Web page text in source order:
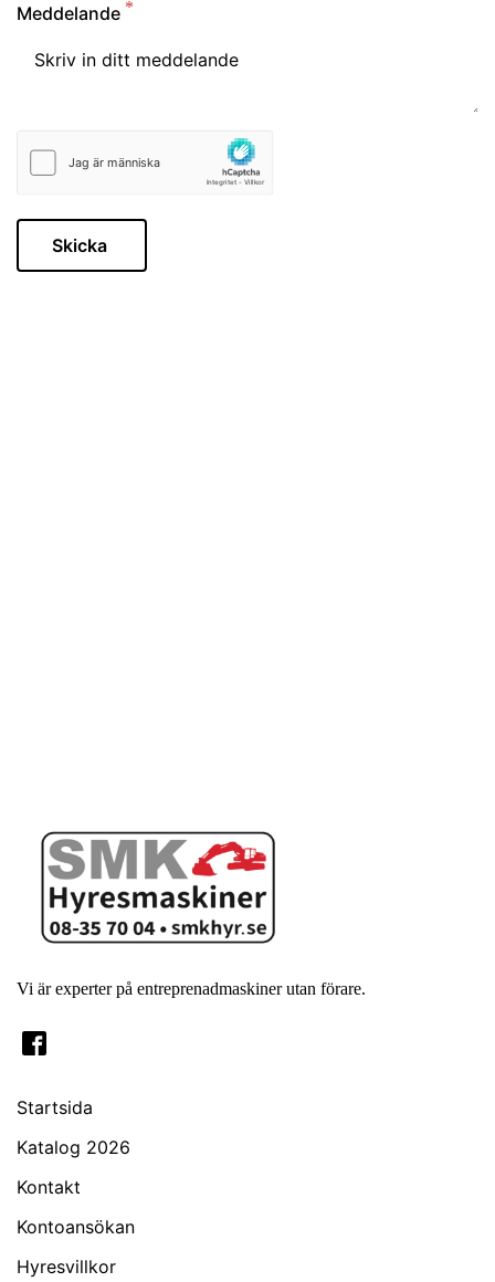
Meddelande
Skicka
Vi är experter på entreprenadmaskiner utan förare.
Startsida
Katalog 2026
Kontakt
Kontoansökan
Hyresvillkor